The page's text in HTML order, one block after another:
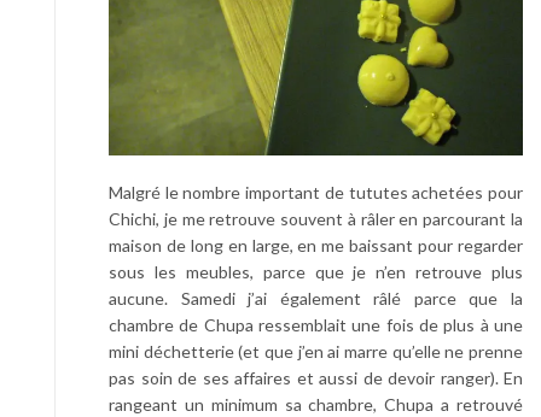
e
#
Malgré le nombre important de tututes achetées pour
Chichi, je me retrouve souvent à râler en parcourant la
maison de long en large, en me baissant pour regarder
sous les meubles, parce que je n’en retrouve plus
aucune. Samedi j’ai également râlé parce que la
chambre de Chupa ressemblait une fois de plus à une
mini déchetterie (et que j’en ai marre qu’elle ne prenne
pas soin de ses affaires et aussi de devoir ranger). En
rangeant un minimum sa chambre, Chupa a retrouvé